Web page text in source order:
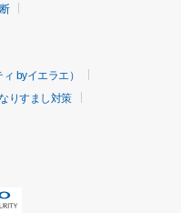
byイエラエ）
りすまし対策